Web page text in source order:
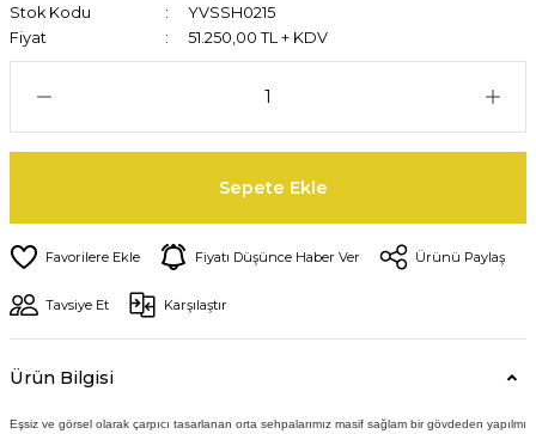
Stok Kodu
YVSSH0215
Fiyat
51.250,00 TL + KDV
Sepete Ekle
Fiyatı Düşünce Haber Ver Ürünü Paylaş
Tavsiye Et Karşılaştır
Ürün Bilgisi
Eşsiz ve görsel olarak çarpıcı tasarlanan orta sehpalarımız masif sağlam bir gövdeden yapılmı